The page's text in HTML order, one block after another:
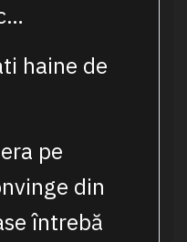
haine de
pe
din
întrebă